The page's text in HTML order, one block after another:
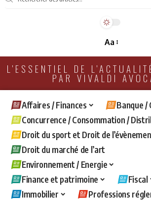
Aa
L'ESSENTIEL DE
PAR VIVALDI
Affaires / Finances
Banque /
Concurrence / Consommation /
Droit du sport et Droit de
Droit du marché de l’art
Environnement / Energie
Finance et patrimoine
Fiscal
Immobilier
Professions